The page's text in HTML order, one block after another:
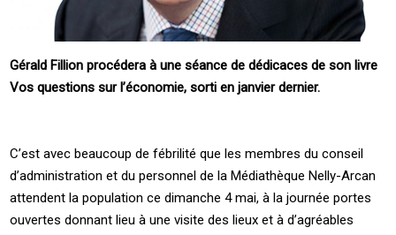
Gérald Fillion procédera à une séance de dédicaces de son livre
Vos questions sur l’économie, sorti en janvier dernier.
C’est avec beaucoup de fébrilité que les membres du conseil
d’administration et du personnel de la Médiathèque Nelly-Arcan
attendent la population ce dimanche 4 mai, à la journée portes
ouvertes donnant lieu à une visite des lieux et à d’agréables